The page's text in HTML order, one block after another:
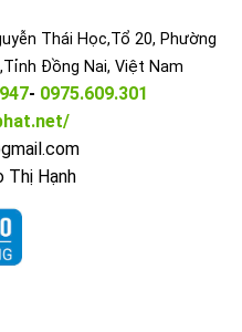
Thái Học,Tổ 20, Phường
Đồng Nai, Việt Nam
- 0975.609.301
Thị Hạnh